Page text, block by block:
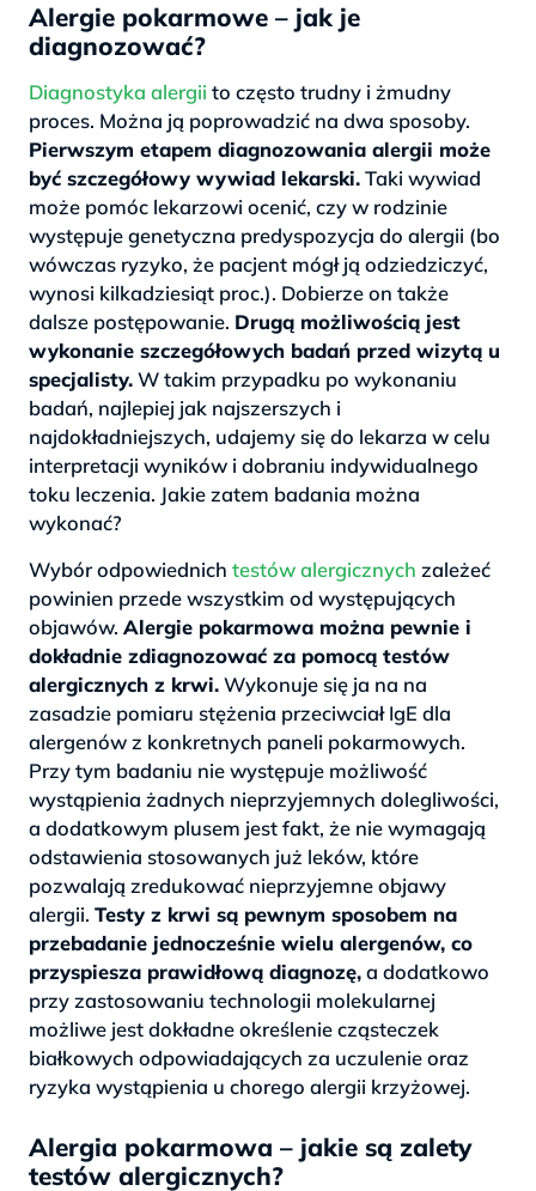
Alergie pokarmowe – jak je
diagnozować?
Diagnostyka alergii to często trudny i żmudny
proces. Można ją poprowadzić na dwa sposoby.
Pierwszym etapem diagnozowania alergii może
być szczegółowy wywiad lekarski.Taki wywiad
może pomóc lekarzowi ocenić, czy w rodzinie
występuje genetyczna predyspozycja do alergii (bo
wówczas ryzyko, że pacjent mógł ją odziedziczyć,
wynosi kilkadziesiąt proc.). Dobierze on także
dalsze postępowanie. Drugą możliwością jest
wykonanie szczegółowych badań przed wizytą u
specjalisty.W takim przypadku po wykonaniu
badań, najlepiej jak najszerszych i
najdokładniejszych, udajemy się do lekarza w celu
interpretacji wyników i dobraniu indywidualnego
toku leczenia. Jakie zatem badania można
wykonać?
Wybór odpowiednich testów alergicznych zależeć
powinien przede wszystkim od występujących
objawów. Alergie pokarmowa można pewnie i
dokładnie zdiagnozować za pomocą testów
alergicznych z krwi.Wykonuje się ja na na
zasadzie pomiaru stężenia przeciwciał IgE dla
alergenów z konkretnych paneli pokarmowych.
Przy tym badaniu nie występuje możliwość
wystąpienia żadnych nieprzyjemnych dolegliwości,
a dodatkowym plusem jest fakt, że nie wymagają
odstawienia stosowanych już leków, które
pozwalają zredukować nieprzyjemne objawy
alergii. Testy z krwi są pewnym sposobem na
przebadanie jednocześnie wielu alergenów, co
przyspiesza prawidłową diagnozę,a dodatkowo
przy zastosowaniu technologii molekularnej
możliwe jest dokładne określenie cząsteczek
białkowych odpowiadających za uczulenie oraz
ryzyka wystąpienia u chorego alergii krzyżowej.
Alergia pokarmowa – jakie są zalety
testów alergicznych?